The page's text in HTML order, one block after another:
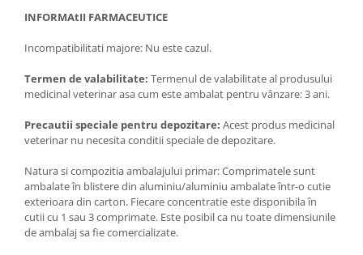
INFORMAtII FARMACEUTICE
Incompatibilitati majore: Nu este cazul.
Termen de valabilitate: Termenul de valabilitate al produsului
medicinal veterinar asa cum este ambalat pentru vânzare: 3 ani.
Precautii speciale pentru depozitare: Acest produs medicinal
veterinar nu necesita conditii speciale de depozitare.
Natura si compozitia ambalajului primar: Comprimatele sunt
ambalate în blistere din aluminiu/aluminiu ambalate într-o cutie
exterioara din carton. Fiecare concentratie este disponibila în
cutii cu 1 sau 3 comprimate. Este posibil ca nu toate dimensiunile
de ambalaj sa fie comercializate.